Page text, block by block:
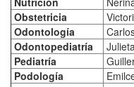
Obstetricia
Odontología
Odontopediatría
Pediatría
Podología